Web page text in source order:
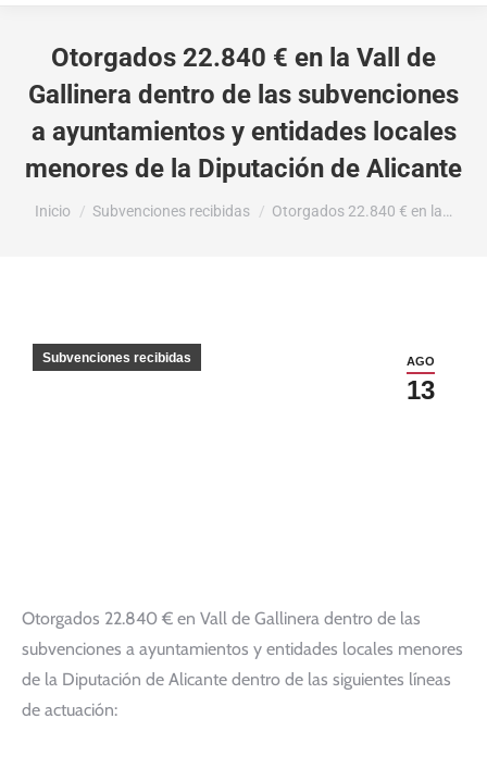
Otorgados 22.840 € en la Vall de
Gallinera dentro de las subvenciones
a ayuntamientos y entidades locales
menores de la Diputación de Alicante
Estás aquí:
Inicio Subvenciones recibidas Otorgados 22.840 € en la…
AGO
13
Subvenciones recibidas
Otorgados 22.840 € en Vall de Gallinera dentro de las
subvenciones a ayuntamientos y entidades locales menores
de la Diputación de Alicante dentro de las siguientes líneas
de actuación: